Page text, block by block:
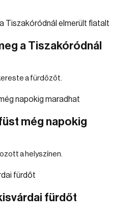
a Tiszakóródnál
a fürdőzőt.
még napokig
a helyszínen.
fürdőt